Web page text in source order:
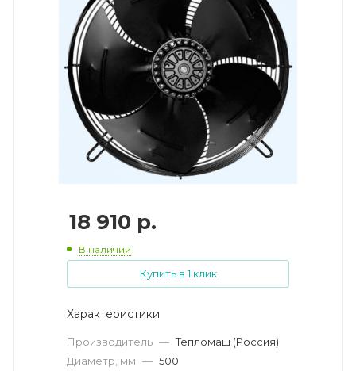
18 910 р.
В наличии
Купить в 1 клик
Характеристики
Производитель — Тепломаш (Россия)
Диаметр, мм — 500